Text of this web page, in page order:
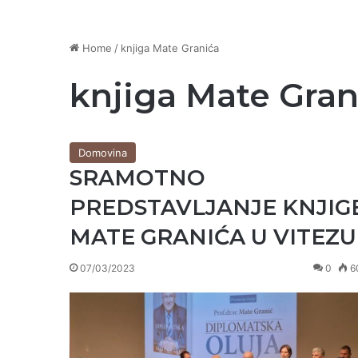
Home / knjiga Mate Granića
knjiga Mate
Domovina
SRAMOTNO
PREDSTAVLJANJE
MATE GRANIĆA U VITEZU
07/03/2023 0